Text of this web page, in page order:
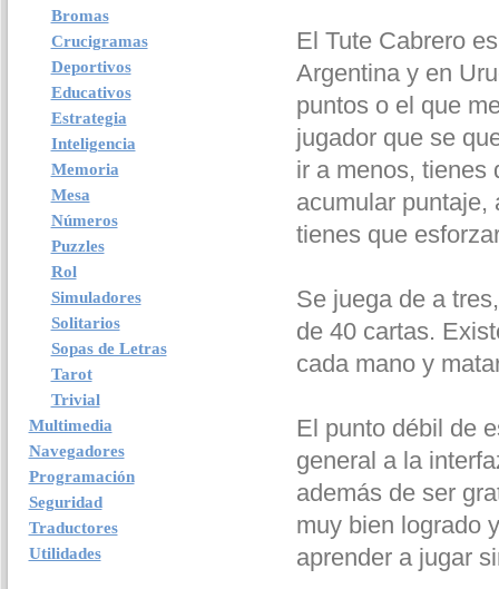
Bromas
Crucigramas
Deportivos
Educativos
Estrategia
Inteligencia
Memoria
Mesa
Números
Puzzles
Rol
Simuladores
Solitarios
Sopas de Letras
Tarot
Trivial
Multimedia
Navegadores
Programación
Seguridad
Traductores
Utilidades
El Tute Cabrero
Argentina y en
puntos o el que
jugador que se
ir a menos, tienes
acumular puntaje,
tienes que
Se juega de a
de 40 cartas.
cada mano y
El punto débil de
general a la
además de ser
muy bien logrado
aprender a jugar